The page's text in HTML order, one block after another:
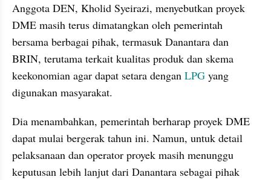
Anggota DEN, Kholid Syeirazi, menyebutkan proyek
DME masih terus dimatangkan oleh pemerintah
bersama berbagai pihak, termasuk Danantara dan
BRIN, terutama terkait kualitas produk dan skema
keekonomian agar dapat setara dengan LPG yang
digunakan masyarakat.
Dia menambahkan, pemerintah berharap proyek DME
dapat mulai bergerak tahun ini. Namun, untuk detail
pelaksanaan dan operator proyek masih menunggu
keputusan lebih lanjut dari Danantara sebagai pihak